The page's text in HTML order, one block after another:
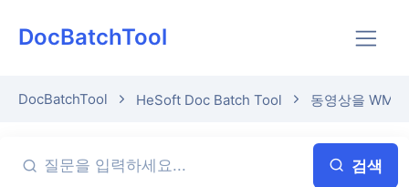
DocBatchTool
DocBatchTool HeSoft Doc Batch Tool 동영상을 WMV
검색